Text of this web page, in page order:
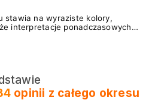
stawia na wyraziste kolory,
interpretacje ponadczasowych
inspirowanych wakacjami, jak
manicure!
opinii z całego okresu